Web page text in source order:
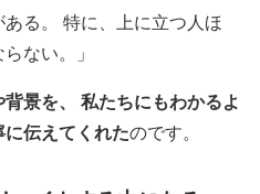
ある。 特に、上に立つ人ほ
ない。」
景を、
私たちにもわかるよ
に伝えてくれたのです。